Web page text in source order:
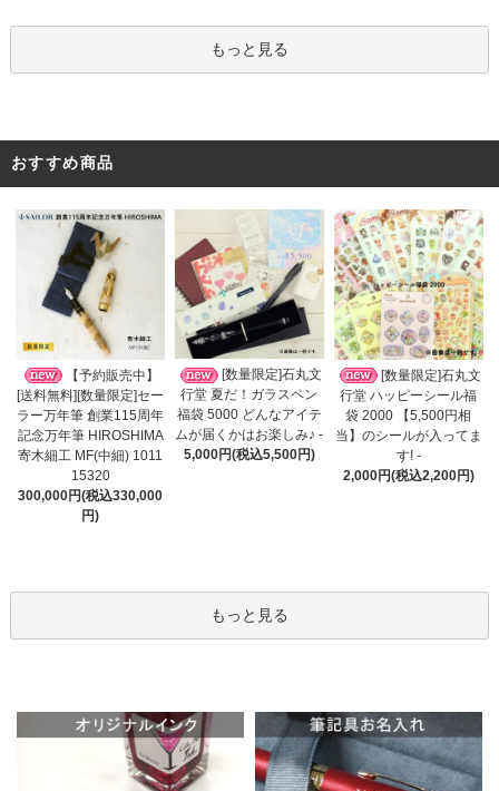
もっと見る
おすすめ商品
【予約販売中】
[送料無料][数量限定]セー
ラー万年筆 創業115周年
記念万年筆 HIROSHIMA
寄木細工 MF(中細) 1011
15320
300,000円(税込330,000
円)
[数量限定]石丸文
行堂 夏だ！ガラスペン
福袋 5000 どんなアイテ
ムが届くかはお楽しみ♪ -
5,000円(税込5,500円)
[数量限定]石丸文
行堂 ハッピーシール福
袋 2000 【5,500円相
当】のシールが入ってま
す! -
2,000円(税込2,200円)
もっと見る